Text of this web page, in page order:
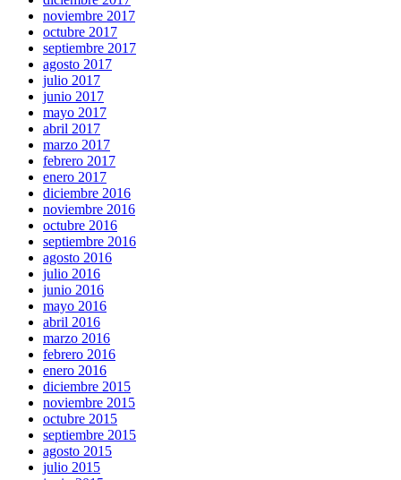
noviembre 2017
octubre 2017
septiembre 2017
agosto 2017
julio 2017
junio 2017
mayo 2017
abril 2017
marzo 2017
febrero 2017
enero 2017
diciembre 2016
noviembre 2016
octubre 2016
septiembre 2016
agosto 2016
julio 2016
junio 2016
mayo 2016
abril 2016
marzo 2016
febrero 2016
enero 2016
diciembre 2015
noviembre 2015
octubre 2015
septiembre 2015
agosto 2015
julio 2015